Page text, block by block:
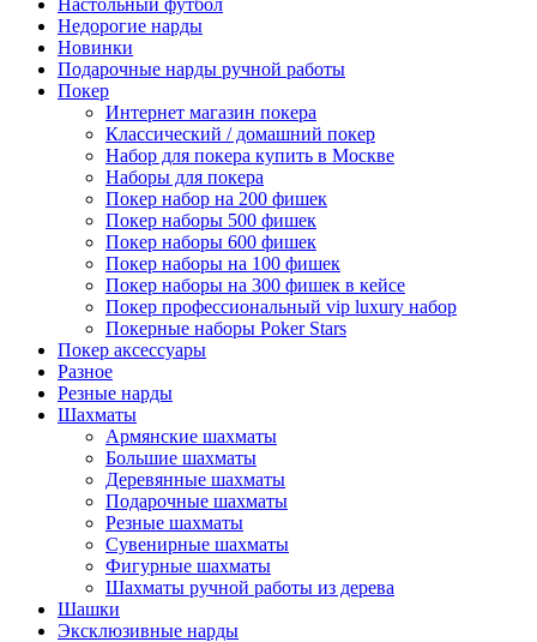
Недорогие нарды
Новинки
Подарочные нарды ручной работы
Покер
Интернет магазин покера
Классический / домашний покер
Набор для покера купить в Москве
Наборы для покера
Покер набор на 200 фишек
Покер наборы 500 фишек
Покер наборы 600 фишек
Покер наборы на 100 фишек
Покер наборы на 300 фишек в кейсе
Покер профессиональный vip luxury набор
Покерные наборы Poker Stars
Покер аксессуары
Разное
Резные нарды
Шахматы
Армянские шахматы
Большие шахматы
Деревянные шахматы
Подарочные шахматы
Резные шахматы
Сувенирные шахматы
Фигурные шахматы
Шахматы ручной работы из дерева
Шашки
Эксклюзивные нарды